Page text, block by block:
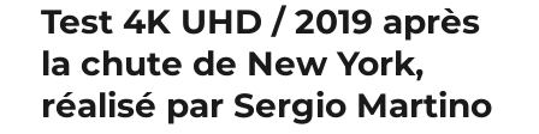
Test 4K UHD / 2019 après
la chute de New York,
réalisé par Sergio Martino